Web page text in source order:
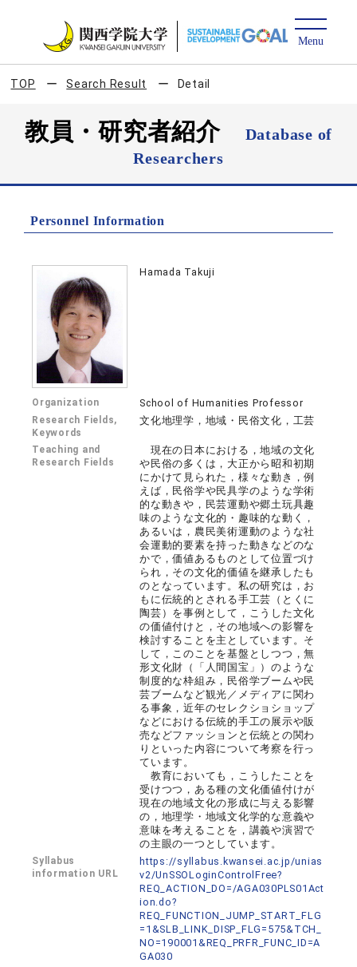
TOP Search Result Detail
教員・研究者紹介
Database of
Researchers
Personnel Information
Hamada Takuji
Organization School of Humanities Professor
Research Fields,
Keywords
文化地理学，地域・民俗文化，工芸
Teaching and
Research Fields
現在の日本における，地域の文化
や民俗の多くは，大正から昭和初期
にかけて見られた，様々な動き，例
えば，民俗学や民具学のような学術
的な動きや，民芸運動や郷土玩具趣
味のような文化的・趣味的な動く，
あるいは，農民美術運動のような社
会運動的要素を持った動きなどのな
かで，価値あるものとして位置づけ
られ，その文化的価値を継承したも
のとなっています。私の研究は，お
もに伝統的とされる手工芸（とくに
陶芸）を事例として，こうした文化
の価値付けと，その地域への影響を
検討することを主としています。そ
して，このことを基盤としつつ，無
形文化財（「人間国宝」）のような
制度的な枠組み，民俗学ブームや民
芸ブームなど観光／メディアに関わ
る事象，近年のセレクショショップ
などにおける伝統的手工の展示や販
売などファッションと伝統との関わ
りといった内容について考察を行っ
ています。
教育においても，こうしたことを
受けつつ，ある種の文化価値付けが
現在の地域文化の形成に与える影響
の，地理学・地域文化学的な意義や
意味を考えることを，講義や演習で
の主眼の一つとしています。
Syllabus
information URL
https://syllabus.kwansei.ac.jp/unias
v2/UnSSOLoginControlFree?
REQ_ACTION_DO=/AGA030PLS01Act
ion.do?
REQ_FUNCTION_JUMP_START_FLG
=1&SLB_LINK_DISP_FLG=575&TCH_
NO=190001&REQ_PRFR_FUNC_ID=A
GA030